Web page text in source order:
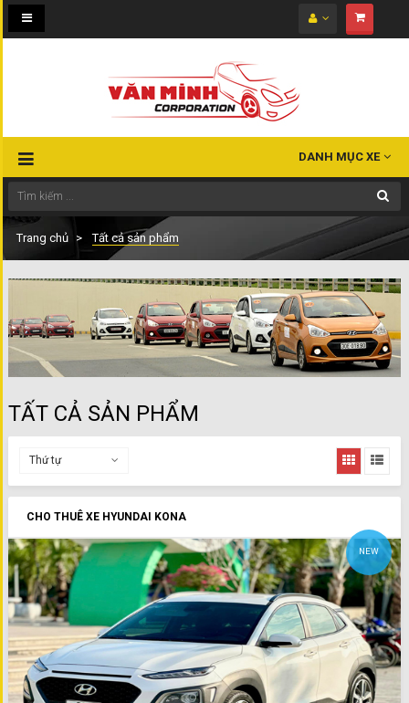
Toggle
navigation
DANH MỤC XE
Trang chủ Tất cả sản phẩm
TẤT CẢ SẢN PHẨM
Thứ tự
CHO THUÊ XE HYUNDAI KONA
NEW